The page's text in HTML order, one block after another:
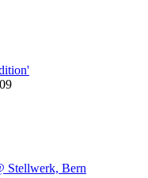
Stellwerk, Bern